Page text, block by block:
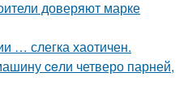
доверяют марке
… слегка хаотичен.
ceли четверо парней,